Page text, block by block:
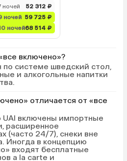
ночей
52 312 ₽
ночей 59 725 ₽
ночей68 514 ₽
включено»?
по системе шведский стол,
и алкогольные напитки
отличается от «все
включены импортные
расширенное
(часто 24/7), снеки вне
Иногда в концепцию
входят бесплатные
a la carte и